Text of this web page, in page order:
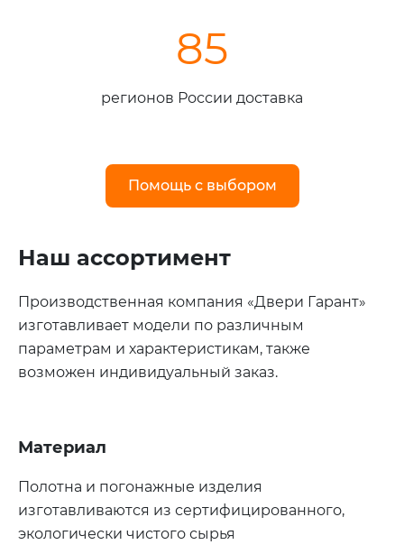
85
регионов России доставка
Помощь с выбором
Наш ассортимент
Производственная компания «Двери Гарант»
изготавливает модели по различным
параметрам и характеристикам, также
возможен индивидуальный заказ.
Материал
Полотна и погонажные изделия
изготавливаются из сертифицированного,
экологически чистого сырья